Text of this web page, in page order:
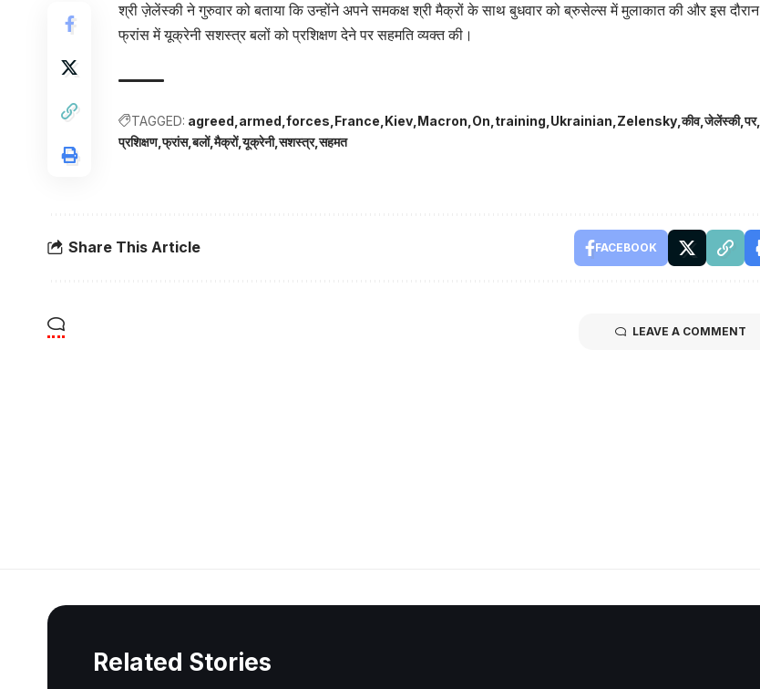
श्री ज़ेलेंस्की ने गुरुवार को बताया कि उन्होंने अपने समकक्ष श्री मैक्रों के साथ बुधवार को ब्रुसेल्स में मुलाकात की और इस दौरान
फ्रांस में यूक्रेनी सशस्त्र बलों को प्रशिक्षण देने पर सहमति व्यक्त की।
TAGGED: agreed armed forces France Kiev Macron On training Ukrainian Zelensky कीव जेलेंस्की पर
प्रशिक्षण फ्रांस बलों मैक्रों यूक्रेनी सशस्त्र सहमत
Share This Article FACEBOOK
LEAVE A COMMENT
Related Stories